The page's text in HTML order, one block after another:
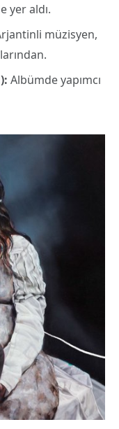
yer aldı.
müzisyen,
Albümde yapımcı